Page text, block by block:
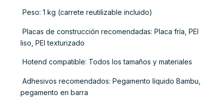
 Peso: 1 kg (carrete reutilizable incluido)
 Placas de construcción recomendadas: Placa fría, PEI
liso, PEI texturizado
 Hotend compatible: Todos los tamaños y materiales
 Adhesivos recomendados: Pegamento líquido Bambu,
pegamento en barra